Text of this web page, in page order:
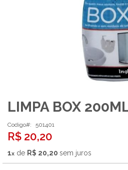
Saltar
para
o
início
Galeria
de
LIMPA BOX
Codigo 501401
R$ 20,20
1 de R$ 20,20 sem juros